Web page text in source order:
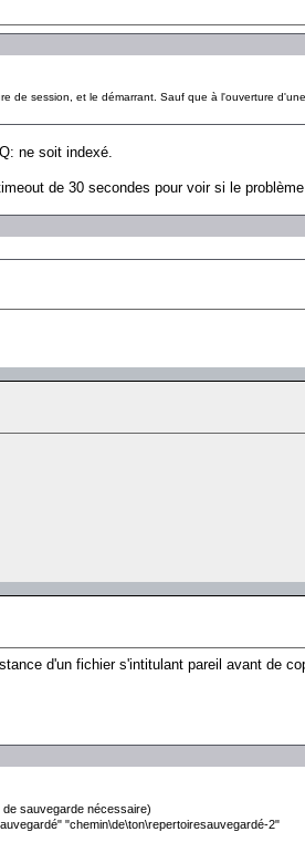
de session, et le démarrant. Sauf que à l'ouverture
ne soit indexé.
de 30 secondes pour voir si le
d'un fichier s'intitulant pareil avant de
sauvegarde nécessaire)
"chemin\de\ton\repertoiresauvegardé-2"